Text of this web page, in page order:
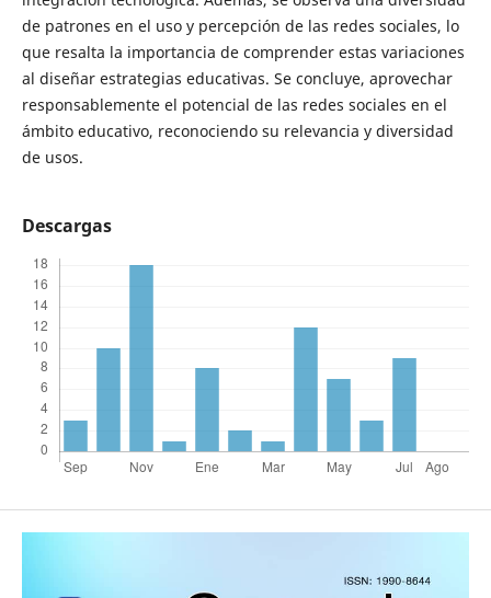
de patrones en el uso y percepción de las redes sociales, lo
que resalta la importancia de comprender estas variaciones
al diseñar estrategias educativas. Se concluye, aprovechar
responsablemente el potencial de las redes sociales en el
ámbito educativo, reconociendo su relevancia y diversidad
de usos.
Descargas